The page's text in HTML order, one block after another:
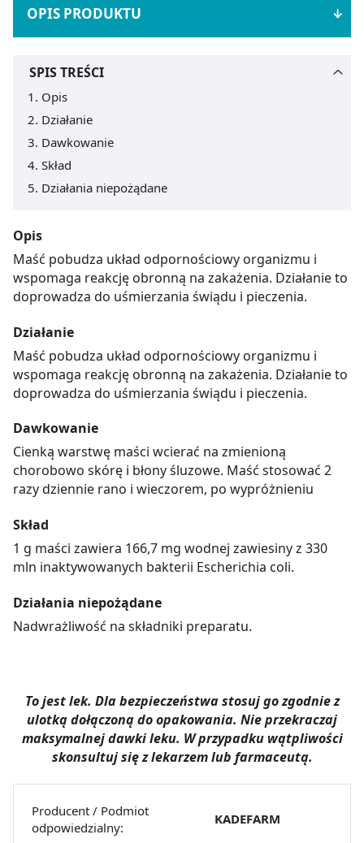
OPIS PRODUKTU
SPIS TREŚCI
Opis
Działanie
Dawkowanie
Skład
Działania niepożądane
Opis
Maść pobudza układ odpornościowy organizmu i
wspomaga reakcję obronną na zakażenia. Działanie to
doprowadza do uśmierzania świądu i pieczenia.
Działanie
Maść pobudza układ odpornościowy organizmu i
wspomaga reakcję obronną na zakażenia. Działanie to
doprowadza do uśmierzania świądu i pieczenia.
Dawkowanie
Cienką warstwę maści wcierać na zmienioną
chorobowo skórę i błony śluzowe. Maść stosować 2
razy dziennie rano i wieczorem, po wypróżnieniu
Skład
1 g maści zawiera 166,7 mg wodnej zawiesiny z 330
mln inaktywowanych bakterii Escherichia coli.
Działania niepożądane
Nadwrażliwość na składniki preparatu.
To jest lek. Dla bezpieczeństwa stosuj go zgodnie z
ulotką dołączoną do opakowania. Nie przekraczaj
maksymalnej dawki leku. W przypadku wątpliwości
skonsultuj się z lekarzem lub farmaceutą.
Producent / Podmiot
odpowiedzialny:
KADEFARM